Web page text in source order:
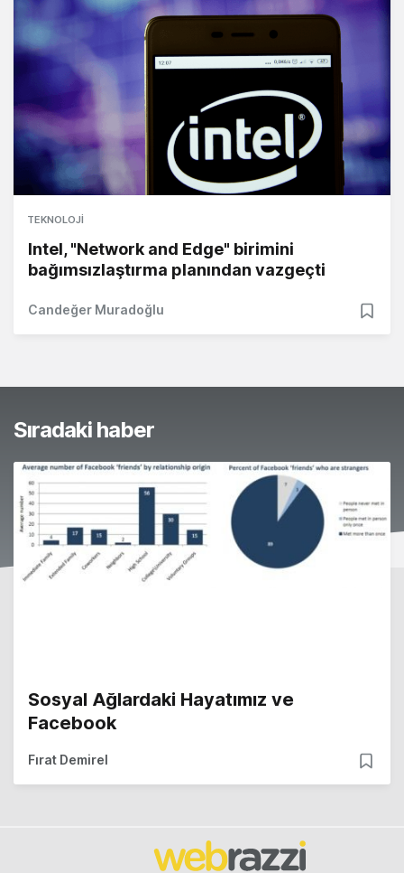
TEKNOLOJI
Intel, "Network and Edge" birimini
bağımsızlaştırma planından vazgeçti
Candeğer Muradoğlu
Sıradaki haber
Sosyal Ağlardaki Hayatımız ve
Facebook
Fırat Demirel